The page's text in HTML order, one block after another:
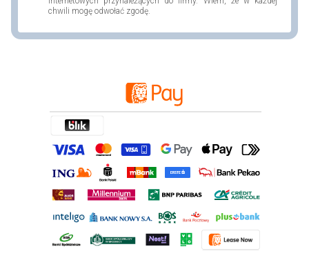
chwili mogę odwołać zgodę.